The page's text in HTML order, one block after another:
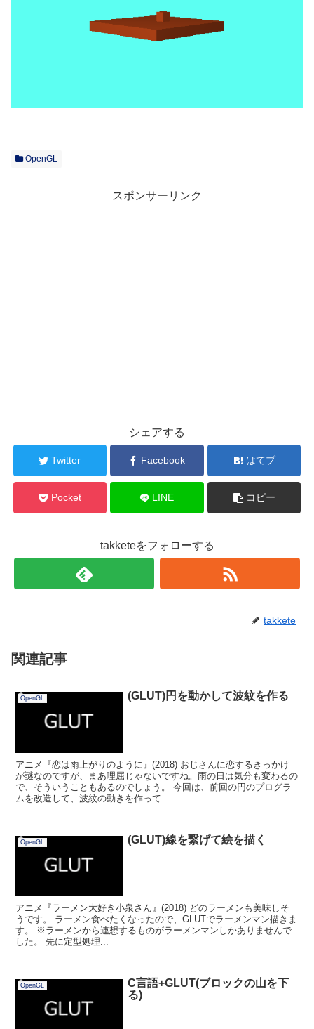
OpenGL
スポンサーリンク
シェアする
Twitter Facebook はてブ
Pocket LINE コピー
takketeをフォローする
takkete
関連記事
OpenGL (GLUT)円を動かして波紋を作る
アニメ『恋は雨上がりのように』(2018) おじさんに恋するきっかけ
が謎なのですが、まあ理屈じゃないですね。雨の日は気分も変わるの
で、そういうこともあるのでしょう。 今回は、前回の円のプログラ
ムを改造して、波紋の動きを作って...
OpenGL (GLUT)線を繋げて絵を描く
アニメ『ラーメン大好き小泉さん』(2018) どのラーメンも美味しそ
うです。 ラーメン食べたくなったので、GLUTでラーメンマン描きま
す。 ※ラーメンから連想するものがラーメンマンしかありませんで
した。 先に定型処理...
OpenGL
C言語+GLUT(ブロックの山を下
る)